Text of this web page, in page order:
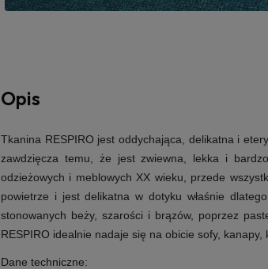
Opis
Tkanina RESPIRO jest oddychająca, delikatna i
zawdzięcza temu, że jest zwiewna, lekka i
odzieżowych i meblowych XX wieku, przede
powietrze i jest delikatna w dotyku właśnie
stonowanych beży, szarości i brązów, poprzez
RESPIRO idealnie nadaje się na obicie sofy, kanapy,
Dane techniczne: